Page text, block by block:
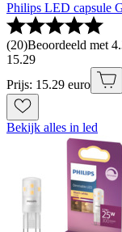
Philips LED capsule
(20)Beoordeeld met
15.29
Prijs: 15.29 euro
Bekijk alles in led